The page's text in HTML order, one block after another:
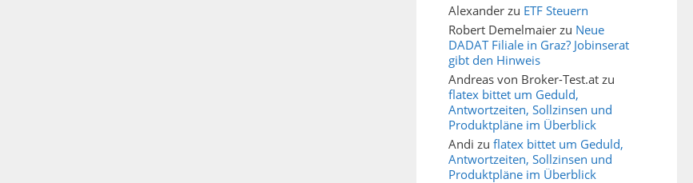
Alexander zu ETF Steuern
Robert Demelmaier zu Neue
DADAT Filiale in Graz? Jobinserat
gibt den Hinweis
Andreas von Broker-Test.at zu
flatex bittet um Geduld,
Antwortzeiten, Sollzinsen und
Produktpläne im Überblick
Andi zu flatex bittet um Geduld,
Antwortzeiten, Sollzinsen und
Produktpläne im Überblick